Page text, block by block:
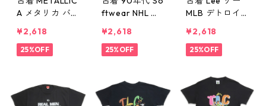
A メタリカ バン
T プリントTシ
ャツ ブラック
¥2,618
25%OFF
ftwear NHL ト
ルリーフス プ
リントTシャツ
w60805
¥2,618
25%OFF
MLB デトロイ
プリントTシャ
ツ ネイビー 表
378n w60805
¥2,618
25%OFF